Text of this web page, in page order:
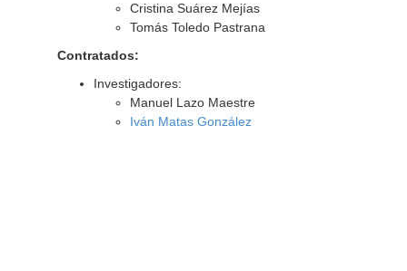
Cristina Suárez Mejías
Tomás Toledo Pastrana
Contratados:
Investigadores:
Manuel Lazo Maestre
Iván Matas González